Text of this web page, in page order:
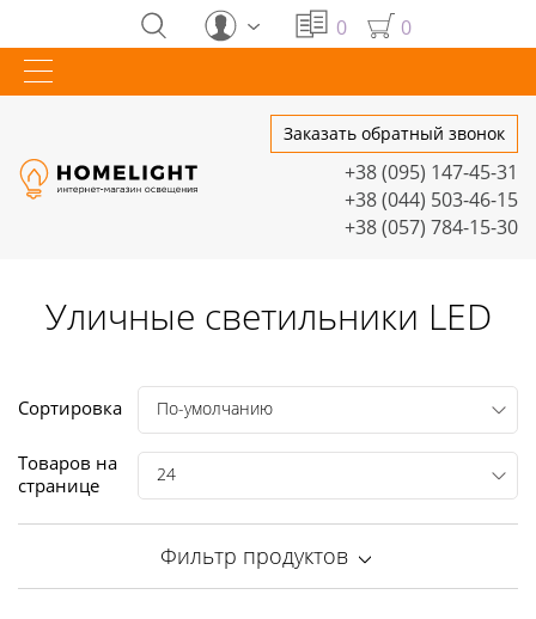
0 0
Заказать обратный звонок
+38 (095) 147-45-31
+38 (044) 503-46-15
+38 (057) 784-15-30
Уличные светильники LED
Сортировка По-умолчанию
Товаров на
странице
24
Фильтр продуктов